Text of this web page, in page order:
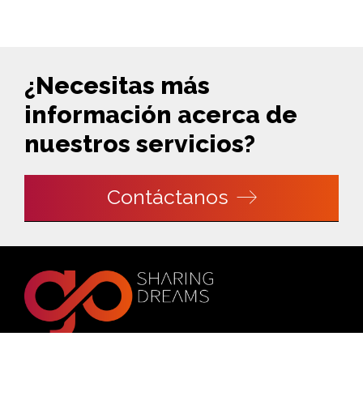
¿Necesitas más
información acerca de
nuestros servicios?
Contáctanos